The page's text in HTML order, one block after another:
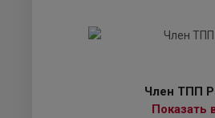
Член ТПП
Показать